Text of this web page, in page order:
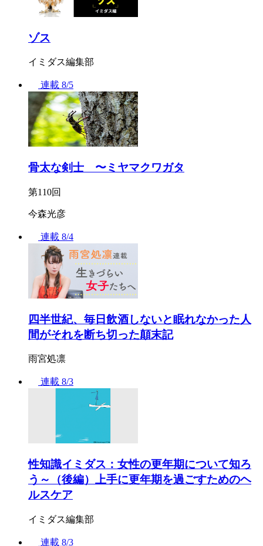
ゾス
イミダス編集部
連載 8/5
骨太な剣士 〜ミヤマクワガタ
第110回
今森光彦
連載 8/4
四半世紀、毎日飲酒しないと眠れなかった人
間がそれを断ち切った顛末記
雨宮処凛
連載 8/3
性知識イミダス：女性の更年期について知ろ
う～（後編）上手に更年期を過ごすためのヘ
ルスケア
イミダス編集部
連載 8/3